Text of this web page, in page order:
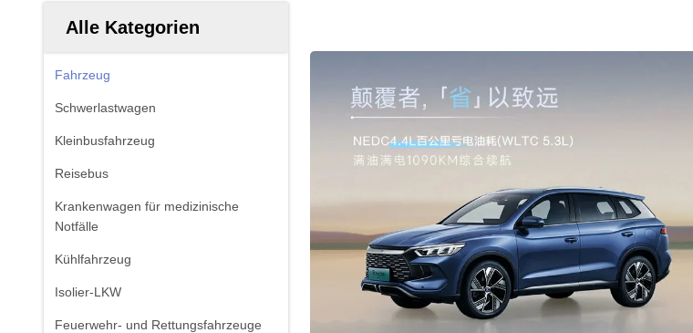
Alle Kategorien
Fahrzeug
Schwerlastwagen
Kleinbusfahrzeug
Reisebus
Krankenwagen für medizinische
Notfälle
Kühlfahrzeug
Isolier-LKW
Feuerwehr- und Rettungsfahrzeuge